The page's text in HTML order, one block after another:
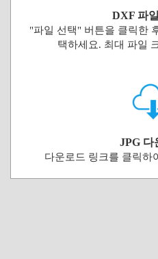
DXF 파
"파일 선택" 버튼을 클릭한
택하세요. 최대 파일
JPG 다
다운로드 링크를 클릭하